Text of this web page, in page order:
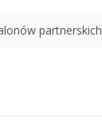
partnerskich